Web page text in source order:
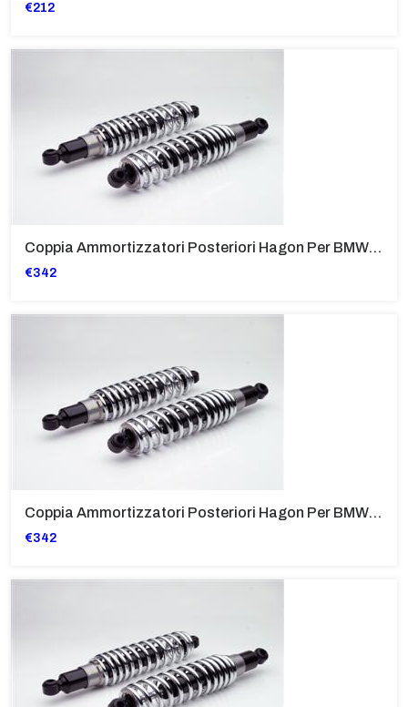
€212
Coppia Ammortizzatori Posteriori Hagon Per BMW C1 Rear
€342
Coppia Ammortizzatori Posteriori Hagon Per BMW R50, 5, 100 S, T, RS, RT
€342